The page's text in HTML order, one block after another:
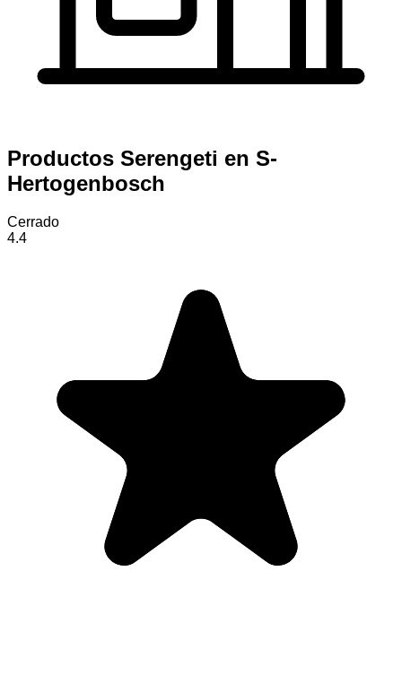
Productos Serengeti en S-
Hertogenbosch
Cerrado
4.4